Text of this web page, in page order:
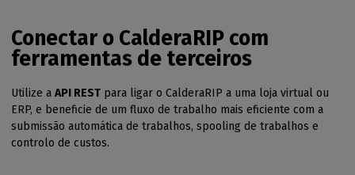
Conectar o CalderaRIP com
ferramentas de terceiros
Utilize a API REST para ligar o CalderaRIP a uma loja virtual ou
ERP, e beneficie de um fluxo de trabalho mais eficiente com a
submissão automática de trabalhos, spooling de trabalhos e
controlo de custos.